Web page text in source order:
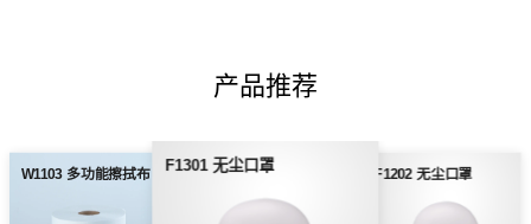
产品推荐
W1103 多功能擦拭布 F1301 无尘口罩 F1202 无尘口罩